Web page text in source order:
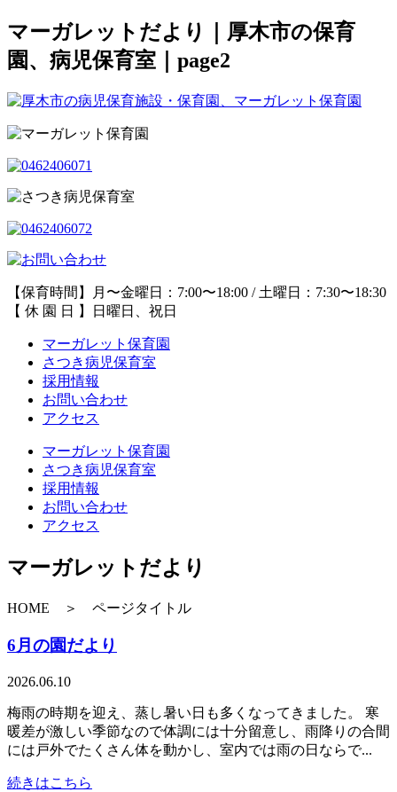
マーガレットだより｜厚木市の保育
園、病児保育室｜page2
【保育時間】月〜金曜日：7:00〜18:00 / 土曜日：7:30〜18:30
【 休 園 日 】日曜日、祝日
マーガレット保育園
さつき病児保育室
採用情報
お問い合わせ
アクセス
マーガレット保育園
さつき病児保育室
採用情報
お問い合わせ
アクセス
マーガレットだより
HOME ＞ ページタイトル
6月の園だより
2026.06.10
梅雨の時期を迎え、蒸し暑い日も多くなってきました。 寒
暖差が激しい季節なので体調には十分留意し、雨降りの合間
には戸外でたくさん体を動かし、室内では雨の日ならで...
続きはこちら